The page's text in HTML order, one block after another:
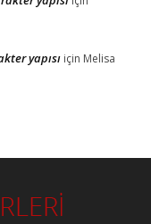
yapısı için Melisa